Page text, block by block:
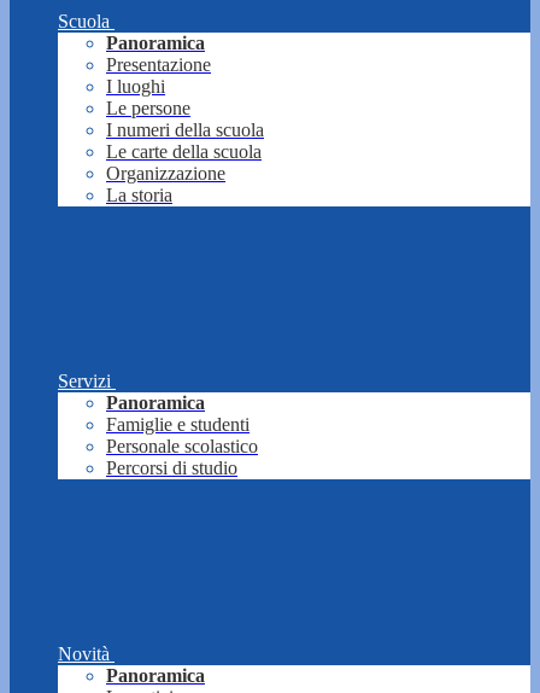
Scuola
Panoramica
Presentazione
I luoghi
Le persone
I numeri della scuola
Le carte della scuola
Organizzazione
La storia
Servizi
Panoramica
Famiglie e studenti
Personale scolastico
Percorsi di studio
Novità
Panoramica